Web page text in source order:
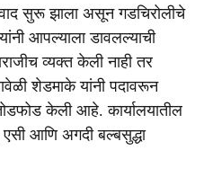
वाद सुरू झाला असून गडचिरोलीचे
आपल्याला डावलल्याची
व्यक्त केली नाही तर
शेडमाके यांनी पदावरून
केली आहे. कार्यालयातील
आणि अगदी बल्बसुद्धा